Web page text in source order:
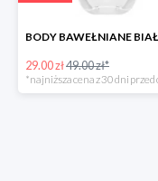
29.00 zł49.00 zł*